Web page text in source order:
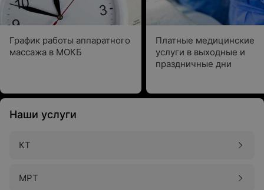
График работы аппаратного
массажа в МОКБ
Платные медицинские
услуги в выходные и
праздничные дни
Наши услуги
КТ
МРТ